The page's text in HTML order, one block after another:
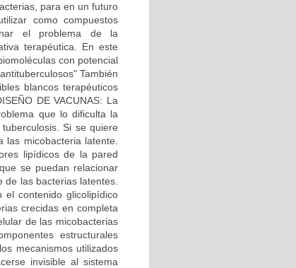
para en un futuro
como compuestos
el problema de la
terapéutica. En este
con potencial
También
blancos terapéuticos
DE VACUNAS: La
que lo dificulta la
Si se quiere
micobacteria latente.
lipídicos de la pared
se puedan relacionar
las bacterias latentes.
el contenido glicolipídico
crecidas en completa
de las micobacterias
estructurales
mecanismos utilizados
invisible al sistema